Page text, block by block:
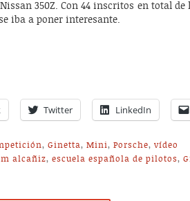
350Z. Con 44 inscritos en total
iba a poner interesante.
Twitter LinkedIn
,Ginetta,Mini,Porsche,vídeo
alcañiz,escuela española de pilotos,